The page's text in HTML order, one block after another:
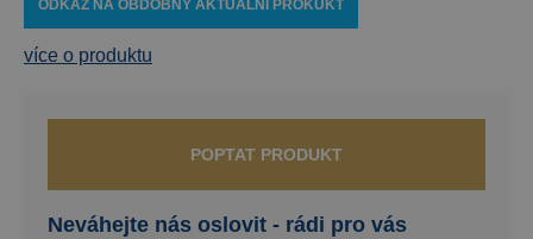
ODKAZ NA OBDOBNÝ AKTUÁLNÍ PROKUKT
více o produktu
POPTAT PRODUKT
Neváhejte nás oslovit - rádi pro vás